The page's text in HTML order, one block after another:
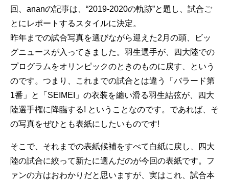
回、ananの記事は、“2019‐2020の軌跡”と題し、試合ご
とにレポートするスタイルに決定。
昨年までの試合写真を選びながら迎えた2月の頭、ビッ
グニュースが入ってきました。羽生選手が、四大陸での
プログラムをオリンピックのときのものに戻す、という
のです。つまり、これまでの試合とは違う「バラード第
1番」と「SEIMEI」の衣装を纏い滑る羽生結弦が、四大
陸選手権に降臨する! ということなのです。であれば、そ
の写真をぜひとも表紙にしたいものです!
そこで、それまでの表紙候補をすべて白紙に戻し、四大
陸の試合に絞って新たに選んだのが今回の表紙です。フ
ァンの方はおわかりだと思いますが、実はこれ、試合本